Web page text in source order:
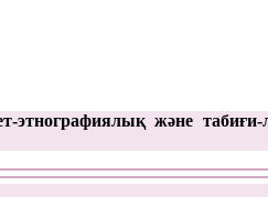
этнографиялық және